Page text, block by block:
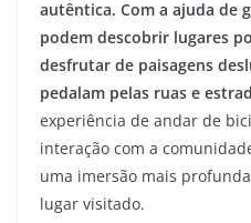
autêntica. Com a ajuda de
podem descobrir lugares
desfrutar de paisagens
pedalam pelas ruas e
experiência de andar de
interação com a
uma imersão mais
lugar visitado.